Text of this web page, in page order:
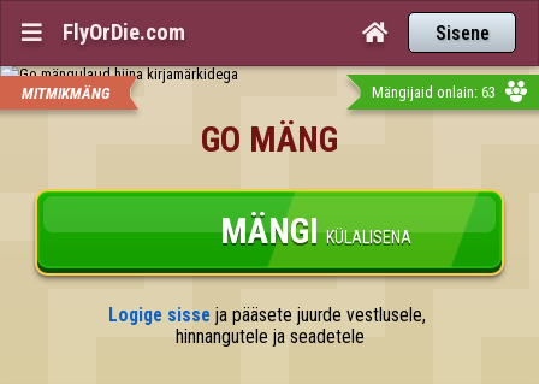
 FlyOrDie.com  Sisene
MITMIKMÄNG Mängijaid onlain: 63
GO MÄNG
MÄNGI KÜLALISENA
Logige sisse ja pääsete juurde vestlusele,
hinnangutele ja seadetele